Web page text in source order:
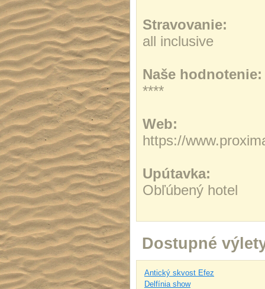
Stravovanie:
all inclusive
Naše hodnotenie:
****
Web:
https://
Upútavka:
Obľúbený hotel
Dostupné
Antický skvost Efez
Delfínia show